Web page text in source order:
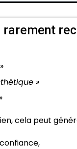
rarement
»
cela peut